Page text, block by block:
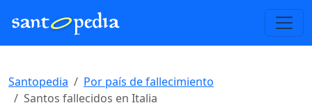
Santopedia
Por país de fallecimiento
Santos fallecidos en Italia